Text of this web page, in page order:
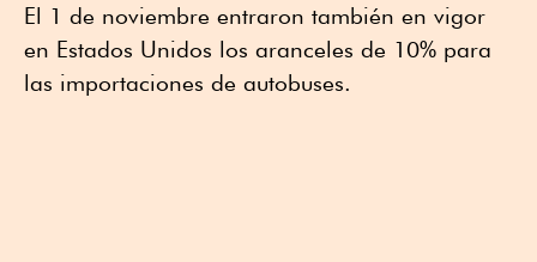
El 1 de noviembre entraron también en vigor
en Estados Unidos los aranceles de 10% para
las importaciones de autobuses.